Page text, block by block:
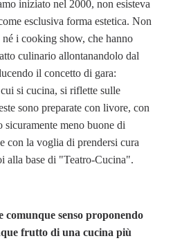
iniziato nel 2000, non esisteva
esclusiva forma estetica. Non
i cooking show, che hanno
culinario allontanandolo dal
il concetto di gara:
si cucina, si riflette sulle
sono preparate con livore, con
sicuramente meno buone di
con la voglia di prendersi cura
alla base di "Teatro-Cucina".
comunque senso proponendo
frutto di una cucina più